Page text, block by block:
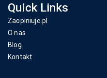
Quick Links
Zaopiniuje.pl
O nas
Blog
Kontakt